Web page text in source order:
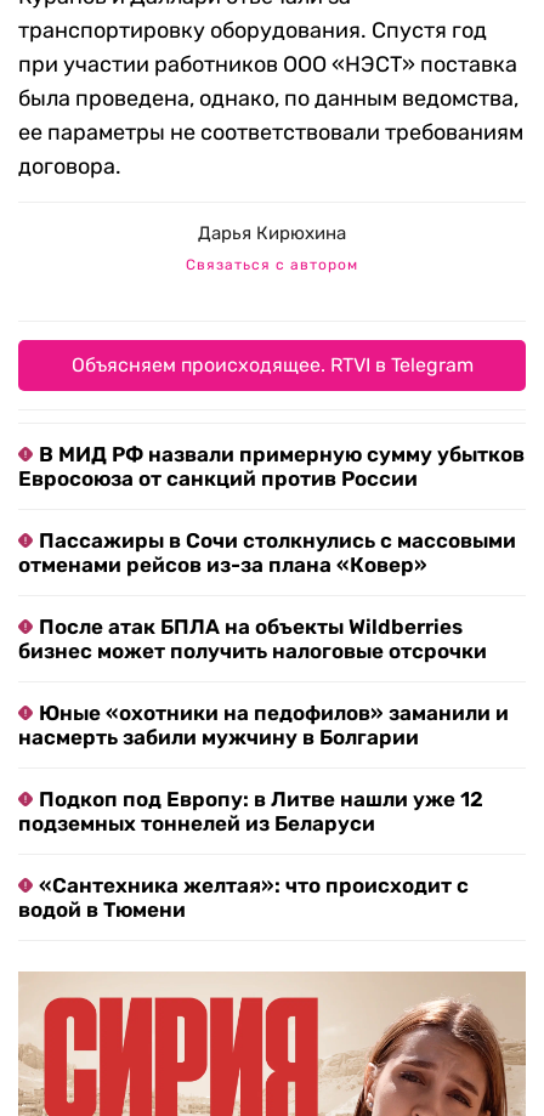
транспортировку оборудования. Спустя год
при участии работников ООО «НЭСТ» поставка
была проведена, однако, по данным ведомства,
ее параметры не соответствовали требованиям
договора.
Дарья Кирюхина
Связаться с автором
Объясняем происходящее. RTVI в Telegram
В МИД РФ назвали примерную сумму убытков
Евросоюза от санкций против России
Пассажиры в Сочи столкнулись с массовыми
отменами рейсов из-за плана «Ковер»
После атак БПЛА на объекты Wildberries
бизнес может получить налоговые отсрочки
Юные «охотники на педофилов» заманили и
насмерть забили мужчину в Болгарии
Подкоп под Европу: в Литве нашли уже 12
подземных тоннелей из Беларуси
«Сантехника желтая»: что происходит с
водой в Тюмени